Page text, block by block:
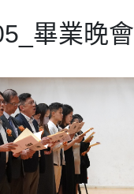
畢業晚會